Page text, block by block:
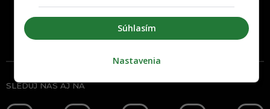
SLEDUJ NÁS AJ NA
Súhlasím
Nastavenia